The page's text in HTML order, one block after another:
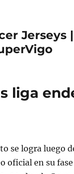
Jerseys
liga
se logra luego
oficial en su fase